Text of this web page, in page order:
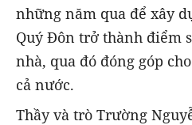
những năm qua để xây
Quý Đôn trở thành điểm
nhà, qua đó đóng góp
cả nước.
Thầy và trò Trường